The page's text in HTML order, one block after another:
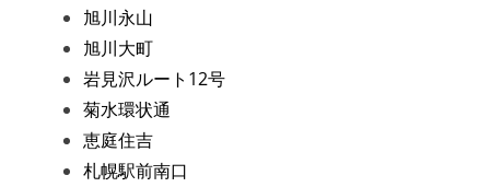
旭川永山
旭川大町
岩見沢ルート12号
菊水環状通
恵庭住吉
札幌駅前南口